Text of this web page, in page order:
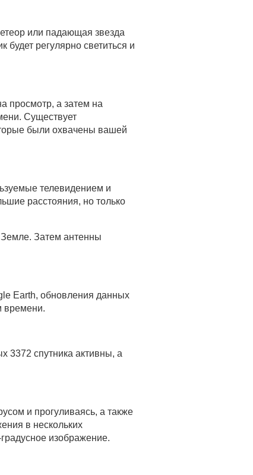
или падающая звезда
регулярно светиться и
просмотр, а затем на
Существует
были охвачены вашей
телевидением и
расстояния, но только
Затем антенны
Earth, обновления данных
времени.
3372 спутника активны, а
и прогуливаясь, а также
в нескольких
изображение.